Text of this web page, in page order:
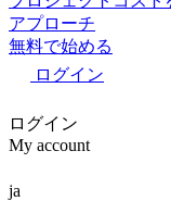
アプローチ
無料で始める
ログイン
ログイン
My account
ja